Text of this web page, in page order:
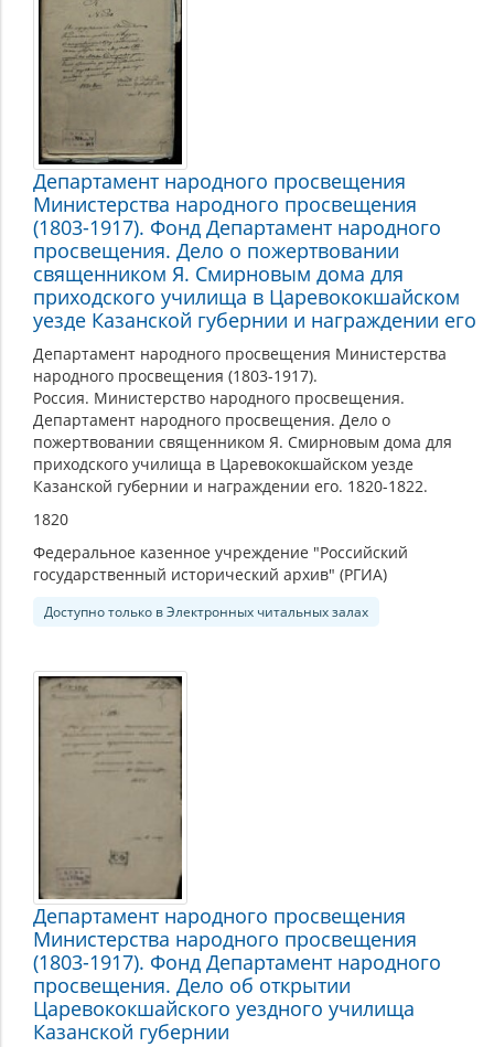
Департамент народного просвещения
Министерства народного просвещения
(1803-1917). Фонд Департамент народного
просвещения. Дело о пожертвовании
священником Я. Смирновым дома для
приходского училища в Царевококшайском
уезде Казанской губернии и награждении его
Департамент народного просвещения Министерства
народного просвещения (1803-1917).
Россия. Министерство народного просвещения.
Департамент народного просвещения. Дело о
пожертвовании священником Я. Смирновым дома для
приходского училища в Царевококшайском уезде
Казанской губернии и награждении его. 1820-1822.
1820
Федеральное казенное учреждение "Российский
государственный исторический архив" (РГИА)
Доступно только в Электронных читальных залах
Департамент народного просвещения
Министерства народного просвещения
(1803-1917). Фонд Департамент народного
просвещения. Дело об открытии
Царевококшайского уездного училища
Казанской губернии